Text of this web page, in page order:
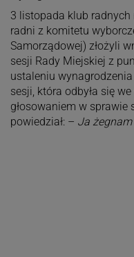
3 listopada klub radnych
radni z komitetu
Samorządowej) złożyli
sesji Rady Miejskiej z
ustaleniu
sesji, która odbyła się
głosowaniem w
powiedział: – Ja